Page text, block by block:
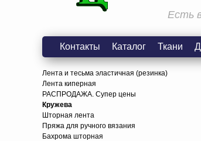
Есть
Контакты Каталог Ткани
Лента и тесьма эластичная (резинка)
Лента киперная
РАСПРОДАЖА. Супер цены
Кружева
Шторная лента
Пряжа для ручного вязания
Бахрома шторная